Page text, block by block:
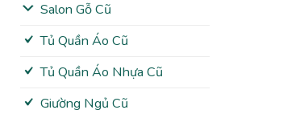
Salon Gỗ Cũ
Tủ Quần Áo Cũ
Tủ Quần Áo Nhựa Cũ
Giường Ngủ Cũ